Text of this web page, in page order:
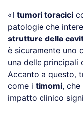
«I tumori toracici
patologie che
strutture della
è sicuramente uno
una delle principali
Accanto a questo,
come i timomi, che
impatto clinico